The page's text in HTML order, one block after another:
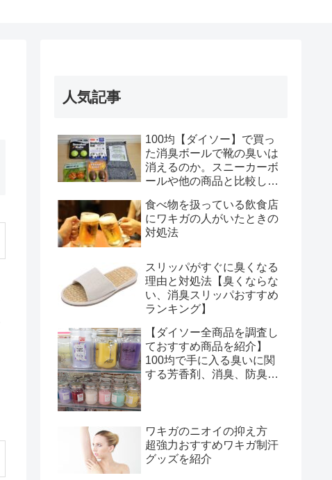
人気記事
100均【ダイソー】で買っ
た消臭ボールで靴の臭いは
消えるのか。スニーカーボ
ールや他の商品と比較して
グ付)
食べ物を扱っている飲食店
にワキガの人がいたときの
対処法
スリッパがすぐに臭くなる
理由と対処法【臭くならな
い、消臭スリッパおすすめ
ランキング】
【ダイソー全商品を調査し
ておすすめ商品を紹介】
100均で手に入る臭いに関
する芳香剤、消臭、防臭グ
ワキガのニオイの抑え方
超強力おすすめワキガ制汗
グッズを紹介